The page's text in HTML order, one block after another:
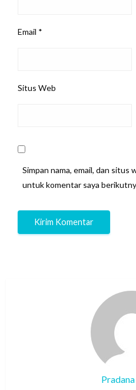
Email *
Situs Web
Simpan nama, email, dan situs
untuk komentar saya